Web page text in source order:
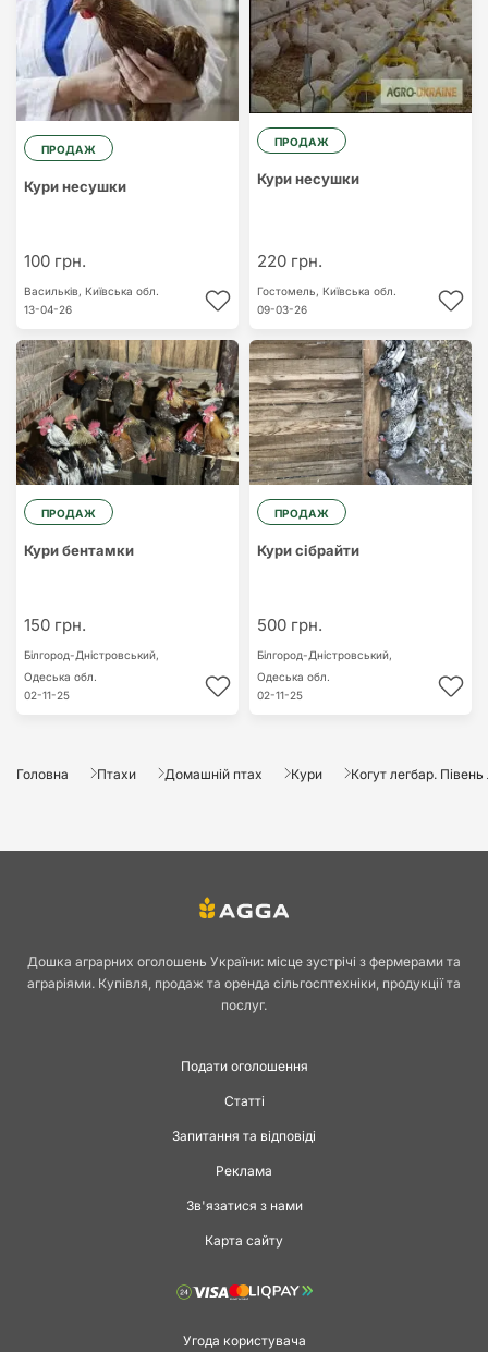
ПРОДАЖ
Кури несушки
100 грн.
Васильків, Київська обл.
13-04-26
ПРОДАЖ
Кури несушки
220 грн.
Гостомель, Київська обл.
09-03-26
ПРОДАЖ
Кури бентамки
150 грн.
Білгород-Дністровський,
Одеська обл.
02-11-25
ПРОДАЖ
Кури сібрайти
500 грн.
Білгород-Дністровський,
Одеська обл.
02-11-25
Головна Птахи Домашній птах Кури Когут легбар.
Дошка аграрних оголошень України: місце зустрічі з фермерами та
аграріями. Купівля, продаж та оренда сільгосптехніки, продукції та
послуг.
Подати оголошення
Статті
Запитання та відповіді
Реклама
Зв'язатися з нами
Карта сайту
Угода користувача